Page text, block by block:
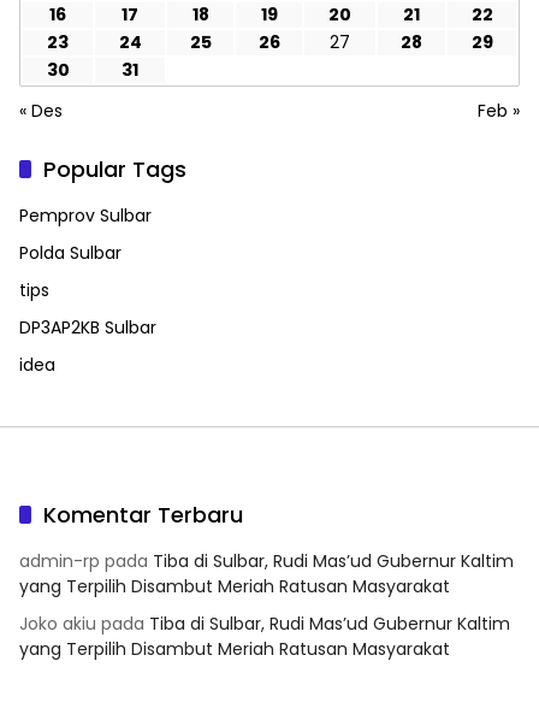
16
17 18 19 20 21
22
23
24 25 26 27 28
29
30
31
« Des
Feb »
Popular Tags
Pemprov Sulbar
Polda Sulbar
tips
DP3AP2KB Sulbar
idea
Komentar Terbaru
admin-rp pada Tiba di Sulbar, Rudi Mas’ud Gubernur Kaltim
yang Terpilih Disambut Meriah Ratusan Masyarakat
Joko akiu pada Tiba di Sulbar, Rudi Mas’ud Gubernur Kaltim
yang Terpilih Disambut Meriah Ratusan Masyarakat